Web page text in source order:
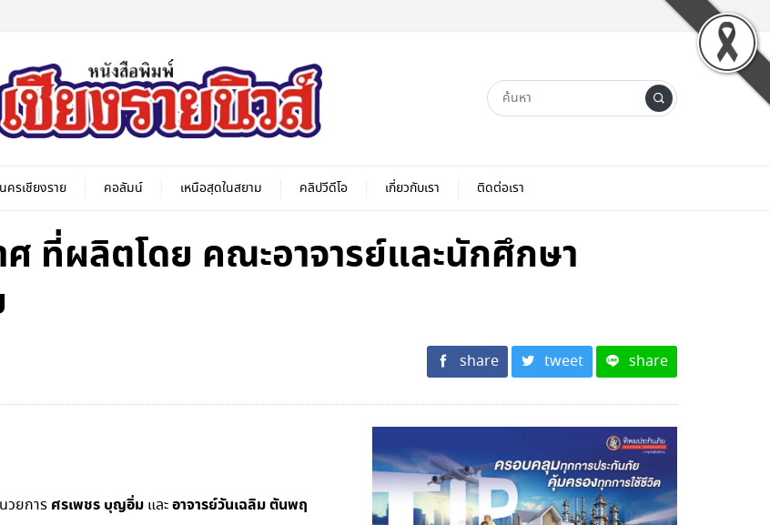
ครเชียงราย คอลัมน์ เหนือสุดในสยาม คลิปวีดีโอ เกี่ยวกับเรา ติดต่อเรา
ที่ผลิตโดย คณะอาจารย์และนักศึกษา
share tweet share
วยการ ศรเพชร บุญอิ่ม และอาจารย์วันเฉลิม ตันพฤ